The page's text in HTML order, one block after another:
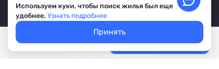
Покажем свободное жилье
Выбрать даты
Отзывы отельеров
Условия бронирования объектов
Используем куки, чтобы поиск жилья был еще
удобнее. Узнать подробнее
Принять